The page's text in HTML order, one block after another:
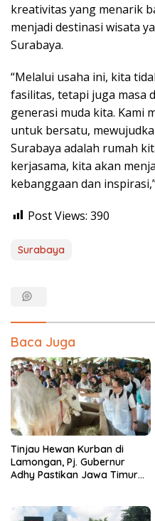
kreativitas yang menarik
menjadi destinasi wisata
Surabaya.
“Melalui usaha ini, kita
fasilitas, tetapi juga masa
generasi muda kita. Kami
untuk bersatu,
Surabaya adalah rumah
kerjasama, kita akan
kebanggaan dan
Post Views: 390
Surabaya
Baca Juga
Tinjau Hewan Kurban di
Lamongan, Pj. Gubernur
Adhy Pastikan Jawa Timur